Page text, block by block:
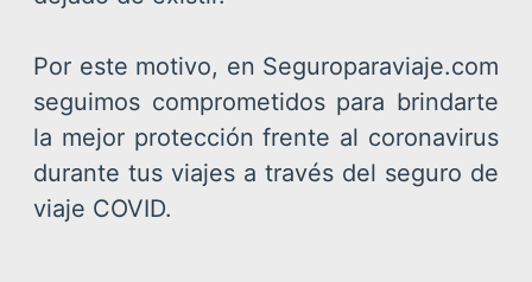
Por este motivo, en Seguroparaviaje.com
seguimos comprometidos para brindarte
la mejor protección frente al coronavirus
durante tus viajes a través del seguro de
viaje COVID.